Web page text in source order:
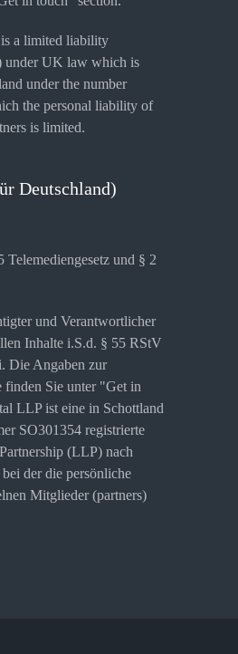
a limited liability
under UK law which is
under the number
the personal liability of
is limited.
Deutschland)
Telemediengesetz und § 2
und Verantwortlicher
Inhalte i.S.d. § 55 RStV
Die Angaben zur
finden Sie unter "Get in
LLP ist eine in Schottland
SO301354 registrierte
(LLP) nach
der die persönliche
Mitglieder (partners)